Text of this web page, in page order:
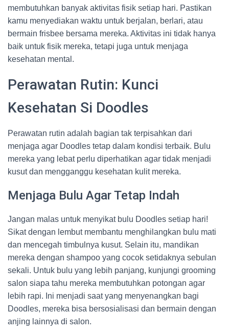
membutuhkan banyak aktivitas fisik setiap hari. Pastikan
kamu menyediakan waktu untuk berjalan, berlari, atau
bermain frisbee bersama mereka. Aktivitas ini tidak hanya
baik untuk fisik mereka, tetapi juga untuk menjaga
kesehatan mental.
Perawatan Rutin: Kunci
Kesehatan Si Doodles
Perawatan rutin adalah bagian tak terpisahkan dari
menjaga agar Doodles tetap dalam kondisi terbaik. Bulu
mereka yang lebat perlu diperhatikan agar tidak menjadi
kusut dan mengganggu kesehatan kulit mereka.
Menjaga Bulu Agar Tetap Indah
Jangan malas untuk menyikat bulu Doodles setiap hari!
Sikat dengan lembut membantu menghilangkan bulu mati
dan mencegah timbulnya kusut. Selain itu, mandikan
mereka dengan shampoo yang cocok setidaknya sebulan
sekali. Untuk bulu yang lebih panjang, kunjungi grooming
salon siapa tahu mereka membutuhkan potongan agar
lebih rapi. Ini menjadi saat yang menyenangkan bagi
Doodles, mereka bisa bersosialisasi dan bermain dengan
anjing lainnya di salon.